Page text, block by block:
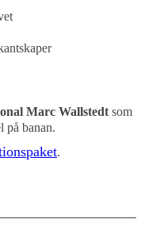
Marc Wallstedt som
på banan.
.